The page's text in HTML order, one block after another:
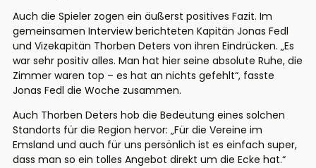
Auch die Spieler zogen ein äußerst positives Fazit. Im
gemeinsamen Interview berichteten Kapitän Jonas Fedl
und Vizekapitän Thorben Deters von ihren Eindrücken. „Es
war sehr positiv alles. Man hat hier seine absolute Ruhe, die
Zimmer waren top – es hat an nichts gefehlt“, fasste
Jonas Fedl die Woche zusammen.
Auch Thorben Deters hob die Bedeutung eines solchen
Standorts für die Region hervor: „Für die Vereine im
Emsland und auch für uns persönlich ist es einfach super,
dass man so ein tolles Angebot direkt um die Ecke hat.“